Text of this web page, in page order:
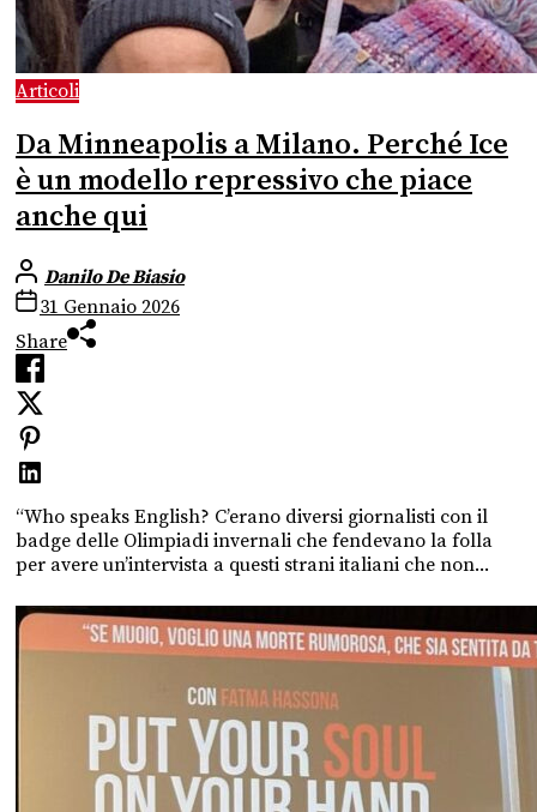
Articoli
Da Minneapolis a Milano. Perché Ice
è un modello repressivo che piace
anche qui
Danilo De Biasio
31 Gennaio 2026
Share
“Who speaks English? C’erano diversi giornalisti con il
badge delle Olimpiadi invernali che fendevano la folla
per avere un’intervista a questi strani italiani che non...